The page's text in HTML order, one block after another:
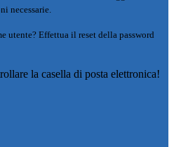
necessarie.
utente? Effettua il reset della password
la casella di posta elettronica!